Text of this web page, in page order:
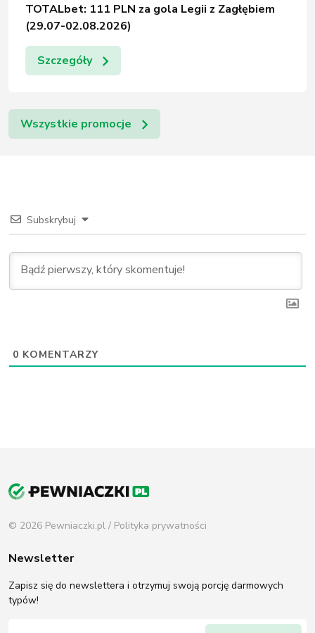
TOTALbet: 111 PLN za gola Legii z Zagłębiem
(29.07-02.08.2026)
Szczegóły
Wszystkie promocje
Subskrybuj
0 KOMENTARZY
© 2026 Pewniaczki.pl / Polityka prywatności
Newsletter
Zapisz się do newslettera i otrzymuj swoją porcję darmowych
typów!